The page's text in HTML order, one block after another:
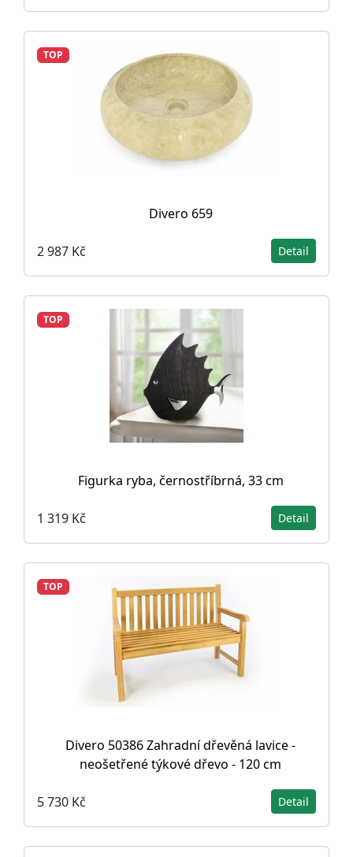
TOP
Divero 659
2 987 Kč Detail
TOP
Figurka ryba, černostříbrná, 33 cm
1 319 Kč Detail
TOP
Divero 50386 Zahradní dřevěná lavice -
neošetřené týkové dřevo - 120 cm
5 730 Kč Detail